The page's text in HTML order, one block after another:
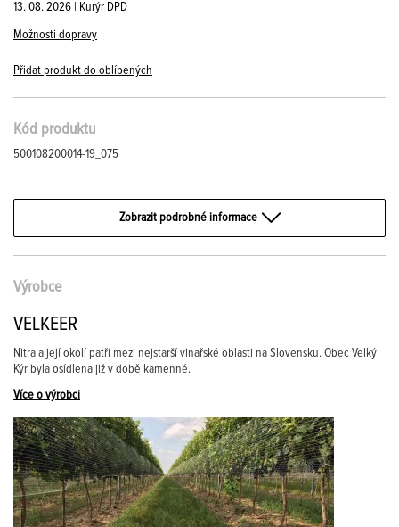
13. 08. 2026 | Kurýr DPD
Možnosti dopravy
Přidat produkt do oblíbených
Kód produktu
500108200014-19_075
Zobrazit podrobné informace
Výrobce
VELKEER
Nitra a její okolí patří mezi nejstarší vinařské oblasti na Slovensku. Obec Velký
Kýr byla osídlena již v době kamenné.
Více o výrobci